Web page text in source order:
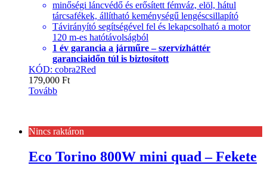
minőségi láncvédő és erősített fémváz, elöl, hátul
tárcsafékek, állítható keménységű lengéscsillapító
Távirányító segítségével fel és lekapcsolható a motor
120 m-es hatótávolságból
1 év garancia a járműre – szervízháttér
garanciaidőn túl is biztosított
KÓD: cobra2Red
179,000 Ft
Tovább
Nincs raktáron
Eco Torino 800W mini quad – Fekete